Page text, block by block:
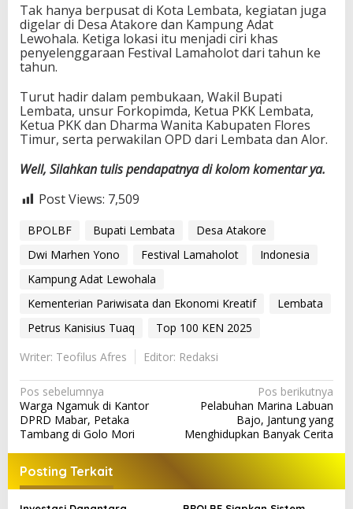
Tak hanya berpusat di Kota Lembata, kegiatan juga
digelar di Desa Atakore dan Kampung Adat
Lewohala. Ketiga lokasi itu menjadi ciri khas
penyelenggaraan Festival Lamaholot dari tahun ke
tahun.
Turut hadir dalam pembukaan, Wakil Bupati
Lembata, unsur Forkopimda, Ketua PKK Lembata,
Ketua PKK dan Dharma Wanita Kabupaten Flores
Timur, serta perwakilan OPD dari Lembata dan Alor.
Well, Silahkan tulis pendapatnya di kolom komentar ya.
Post Views: 7,509
BPOLBF Bupati Lembata
Desa Atakore
Dwi Marhen Yono
Festival Lamaholot
Indonesia
Kampung Adat Lewohala
Kementerian Pariwisata dan Ekonomi Kreatif
Lembata
Petrus Kanisius Tuaq
Top 100 KEN 2025
Writer: Teofilus Afres
Editor: Redaksi
N
a
v
i
g
Pos sebelumnya
Warga Ngamuk di Kantor
DPRD Mabar, Petaka
Tambang di Golo Mori
Pos berikutnya
Pelabuhan Marina Labuan
Bajo, Jantung yang
Menghidupkan Banyak Cerita
Posting Terkait